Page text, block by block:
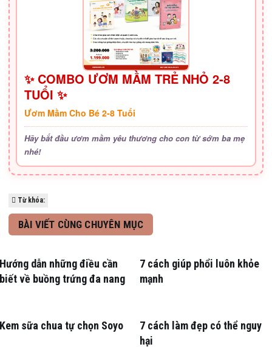
✨ COMBO ƯƠM MẦM TRẺ NHỎ 2-8
TUỔI ✨
Ươm Mầm Cho Bé 2-8 Tuổi
Hãy bắt đầu ươm mầm yêu thương cho con từ sớm ba mẹ
nhé!
Từ khóa:
BÀI VIẾT CÙNG CHUYÊN MỤC
Hướng dẫn những điều cần
biết về buồng trứng đa nang
7 cách giúp phổi luôn khỏe
mạnh
Kem sữa chua tự chọn Soyo
7 cách làm đẹp có thể nguy
hại